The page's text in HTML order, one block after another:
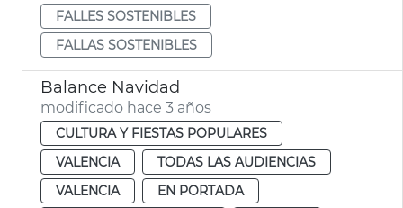
FALLES SOSTENIBLES
FALLAS SOSTENIBLES
Balance Navidad
modificado hace 3 años
CULTURA Y FIESTAS POPULARES
VALENCIA
TODAS LAS AUDIENCIAS
VALENCIA
EN PORTADA